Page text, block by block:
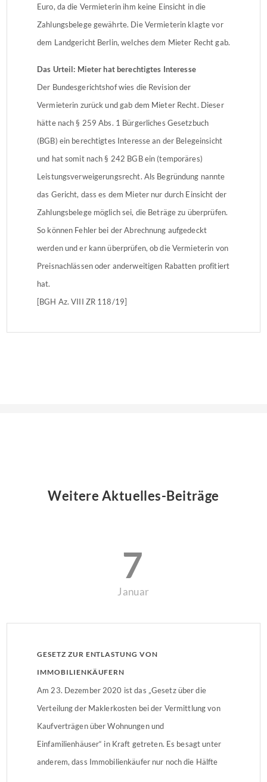
Euro, da die Vermieterin ihm keine Einsicht in die
Zahlungsbelege gewährte. Die Vermieterin klagte vor
dem Landgericht Berlin, welches dem Mieter Recht gab.
Das Urteil: Mieter hat berechtigtes Interesse
Der Bundesgerichtshof wies die Revision der
Vermieterin zurück und gab dem Mieter Recht. Dieser
hätte nach § 259 Abs. 1 Bürgerliches Gesetzbuch
(BGB) ein berechtigtes Interesse an der Belegeinsicht
und hat somit nach § 242 BGB ein (temporäres)
Leistungsverweigerungsrecht. Als Begründung nannte
das Gericht, dass es dem Mieter nur durch Einsicht der
Zahlungsbelege möglich sei, die Beträge zu überprüfen.
So können Fehler bei der Abrechnung aufgedeckt
werden und er kann überprüfen, ob die Vermieterin von
Preisnachlässen oder anderweitigen Rabatten profitiert
hat.
[BGH Az. VIII ZR 118/19]
Weitere Aktuelles-Beiträge
7
Januar
GESETZ ZUR ENTLASTUNG VON
IMMOBILIENKÄUFERN
Am 23. Dezember 2020 ist das „Gesetz über die
Verteilung der Maklerkosten bei der Vermittlung von
Kaufverträgen über Wohnungen und
Einfamilienhäuser“ in Kraft getreten. Es besagt unter
anderem, dass Immobilienkäufer nur noch die Hälfte